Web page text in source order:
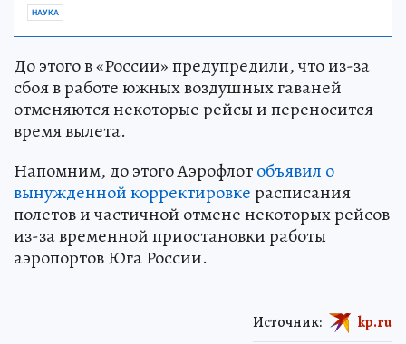
НАУКА
До этого в «России» предупредили, что из-за
сбоя в работе южных воздушных гаваней
отменяются некоторые рейсы и переносится
время вылета.
Напомним, до этого Аэрофлотобъявил о
вынужденной корректировкерасписания
полетов и частичной отмене некоторых рейсов
из-за временной приостановки работы
аэропортов Юга России.
Источник: kp.ru